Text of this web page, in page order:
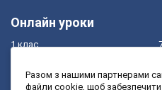
Онлайн уроки
1 клас
Разом з нашими партнерами
файли cookie, щоб